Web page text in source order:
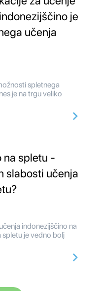
je
učenja
spletnega
je na trgu veliko
na spletu -
slabosti učenja
indonezijščino na
spletu je vedno bolj